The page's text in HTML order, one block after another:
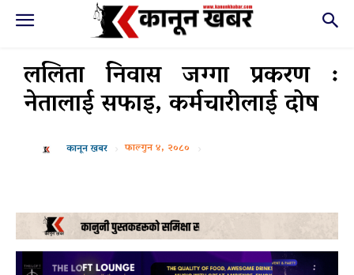
ललिता निवास जग्गा प्रकरण :
नेतालाई सफाइ, कर्मचारीलाई दोष
कानून खबर फाल्गुन ४, २०८०